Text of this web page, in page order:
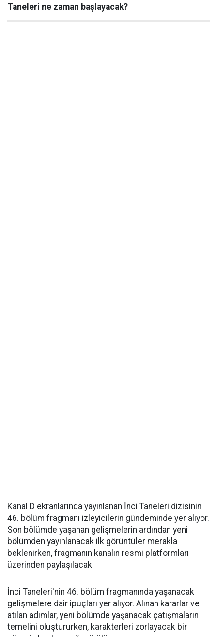
Taneleri ne zaman başlayacak?
Kanal D ekranlarında yayınlanan İnci Taneleri dizisinin
46. bölüm fragmanı izleyicilerin gündeminde yer alıyor.
Son bölümde yaşanan gelişmelerin ardından yeni
bölümden yayınlanacak ilk görüntüler merakla
beklenirken, fragmanın kanalın resmi platformları
üzerinden paylaşılacak.
İnci Taneleri'nin 46. bölüm fragmanında yaşanacak
gelişmelere dair ipuçları yer alıyor. Alınan kararlar ve
atılan adımlar, yeni bölümde yaşanacak çatışmaların
temelini oluştururken, karakterleri zorlayacak bir